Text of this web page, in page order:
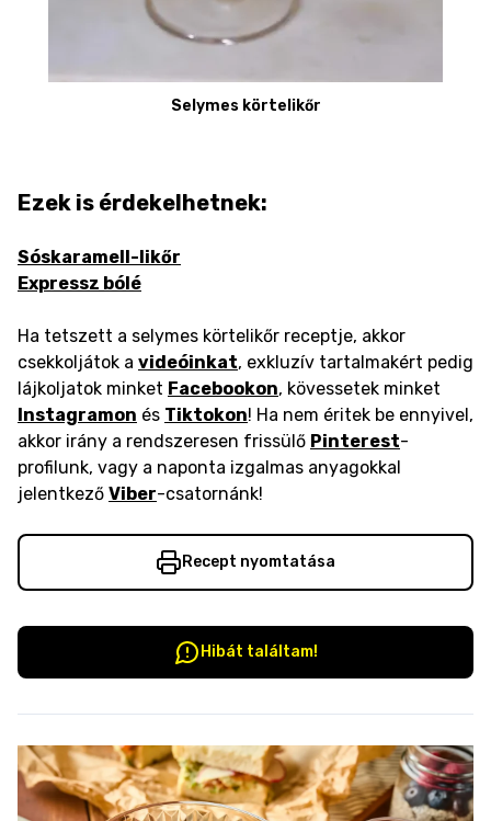
Selymes körtelikőr
Ezek is érdekelhetnek:
Sóskaramell-likőr
Expressz bólé
Ha tetszett a selymes körtelikőr receptje, akkor
csekkoljátok a videóinkat, exkluzív tartalmakért pedig
lájkoljatok minket Facebookon, kövessetek minket
Instagramon és Tiktokon! Ha nem éritek be ennyivel,
akkor irány a rendszeresen frissülő Pinterest-
profilunk, vagy a naponta izgalmas anyagokkal
jelentkező Viber-csatornánk!
Recept nyomtatása
Hibát találtam!